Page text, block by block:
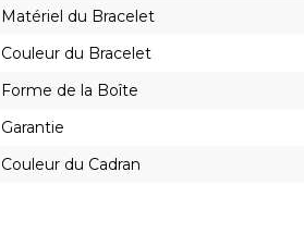
Matériel du Bracelet
Couleur du Bracelet
Forme de la Boîte
Garantie
Couleur du Cadran